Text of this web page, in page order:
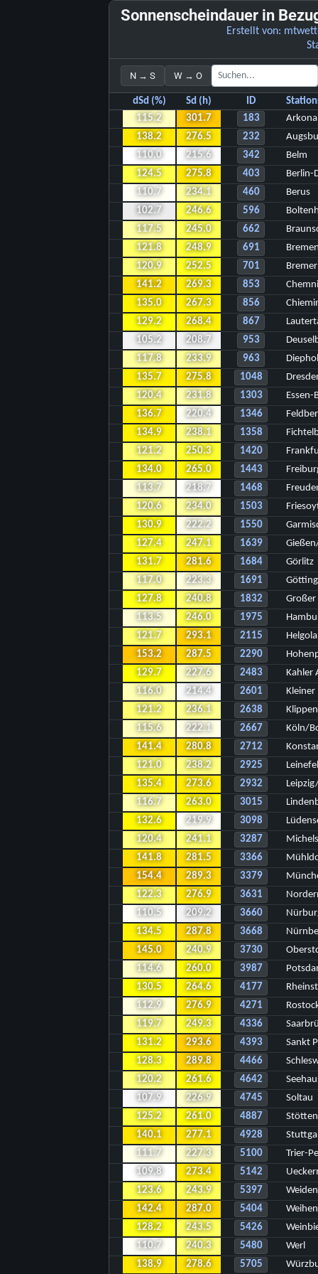
Sonnenscheindauer in
Erstellt von:
N → S W → O
dSd (%) Sd (h) ID
115.2
301.7 183
Arkona
138.2
276.5 232
110.0
215.6 342
Belm
124.5
275.8 403
Berlin-
110.7
234.1 460
Berus
102.7
246.6 596
117.5
245.0 662
121.8
248.9 691
120.9
252.5 701
141.2
269.3 853
135.0
267.3 856
129.2
268.4 867
105.2
208.7 953
117.8
233.9 963
135.7
275.8 1048
120.4
231.8 1303
Essen-
136.7
220.4 1346
134.9
238.1 1358
121.2
250.3 1420
134.0
265.0 1443
113.7
218.7 1468
120.6
234.0 1503
130.9
222.2 1550
127.4
247.1 1639
131.7
281.6 1684
Görlitz
117.0
223.3 1691
127.8
240.8 1832
113.5
246.0 1975
121.7
293.1 2115
153.2
287.5 2290
129.7
227.6 2483
Kahler
116.0
214.4 2601
121.2
236.1 2638
115.6
222.1 2667
Köln/
141.4
280.8 2712
121.0
238.2 2925
135.4
273.6 2932
116.7
263.0 3015
132.6
219.9 3098
120.4
241.1 3287
141.8
281.5 3366
154.4
289.3 3379
122.3
276.9 3631
110.5
209.2 3660
134.5
287.8 3668
145.0
240.9 3730
114.6
260.0 3987
130.5
264.6 4177
112.9
276.9 4271
119.7
249.3 4336
131.2
293.6 4393
Sankt
128.3
289.8 4466
120.2
261.6 4642
107.9
226.9 4745
Soltau
125.2
261.0 4887
Stötten
140.1
277.1 4928
111.7
227.3 5100
Trier-
109.8
273.4 5142
123.6
243.9 5397
Weiden
142.4
287.0 5404
128.2
243.5 5426
110.7
240.3 5480
Werl
138.9
278.6 5705